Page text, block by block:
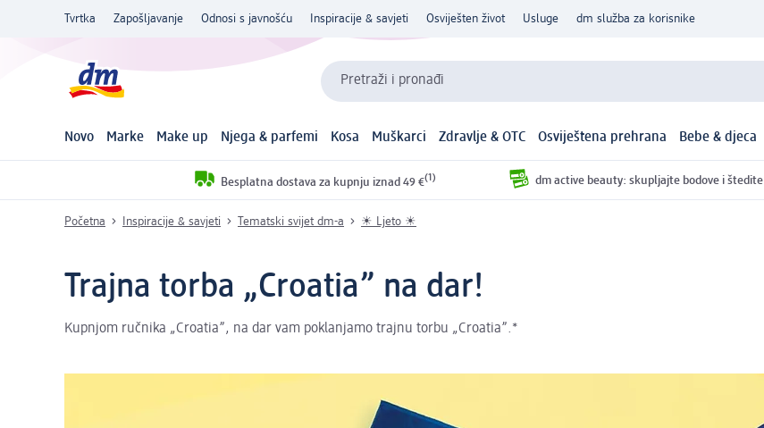
Tvrtka Zapošljavanje Odnosi s javnošću Inspiracije & savjeti Osviješten život Usluge dm služba za korisnike
Pretraži i pronađi
Novo Marke Make up Njega & parfemi Kosa Muškarci Zdravlje & OTC Osviještena prehrana Bebe & djeca
Besplatna dostava za kupnju iznad 49 €(1) dm active beauty: skupljajte bodove i štedite
Početna Inspiracije & savjeti Tematski svijet dm-a ☀ Ljeto ☀
Trajna torba „Croatia” na dar!
Kupnjom ručnika „Croatia”, na dar vam poklanjamo trajnu torbu „Croatia”.*